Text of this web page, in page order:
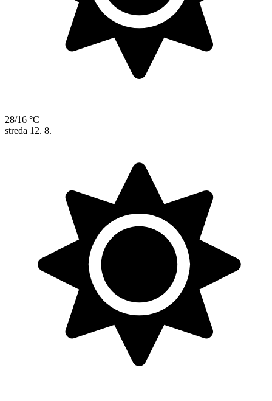
28/16 °C
streda 12. 8.